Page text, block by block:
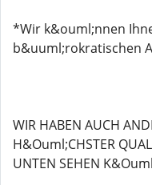
*Wir k&ouml;nnen
b&uuml;rokratischen
WIR HABEN AUCH
H&Ouml;CHSTER
UNTEN SEHEN